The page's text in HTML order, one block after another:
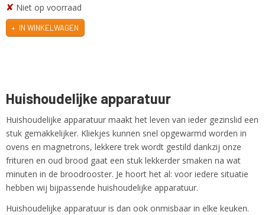
✘ Niet op voorraad
IN WINKELWAGEN
Huishoudelijke apparatuur
Huishoudelijke apparatuur maakt het leven van ieder gezinslid een
stuk gemakkelijker. Kliekjes kunnen snel opgewarmd worden in
ovens en magnetrons, lekkere trek wordt gestild dankzij onze
frituren en oud brood gaat een stuk lekkerder smaken na wat
minuten in de broodrooster. Je hoort het al: voor iedere situatie
hebben wij bijpassende huishoudelijke apparatuur.
Huishoudelijke apparatuur is dan ook onmisbaar in elke keuken.